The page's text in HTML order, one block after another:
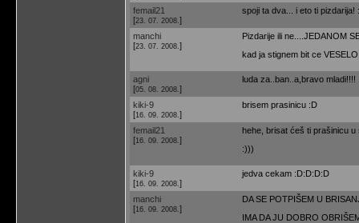
femail21
[23. 07. 2008. ]
spoji ta dva... i eto ti pizdarija!
manchi
[23. 07. 2008. ]
Pizdarije ili ne....JEDANOM
kad ja stignem bit ce
agni
[05. 08. 2008. ]
luda za..ban..a,bravo mladi!!!!
kiki-9
[16. 09. 2008. ]
brisem prasinicu :D
femail21
[16. 09. 2008. ]
hehe, brisat ćeš ti prašinicu
:)))
kiki-9
[16. 09. 2008. ]
jedva cekam :D:D:D:D
manchi
[16. 09. 2008. ]
DA SE POTPIŠEM U
IMA DA JU DOBRO